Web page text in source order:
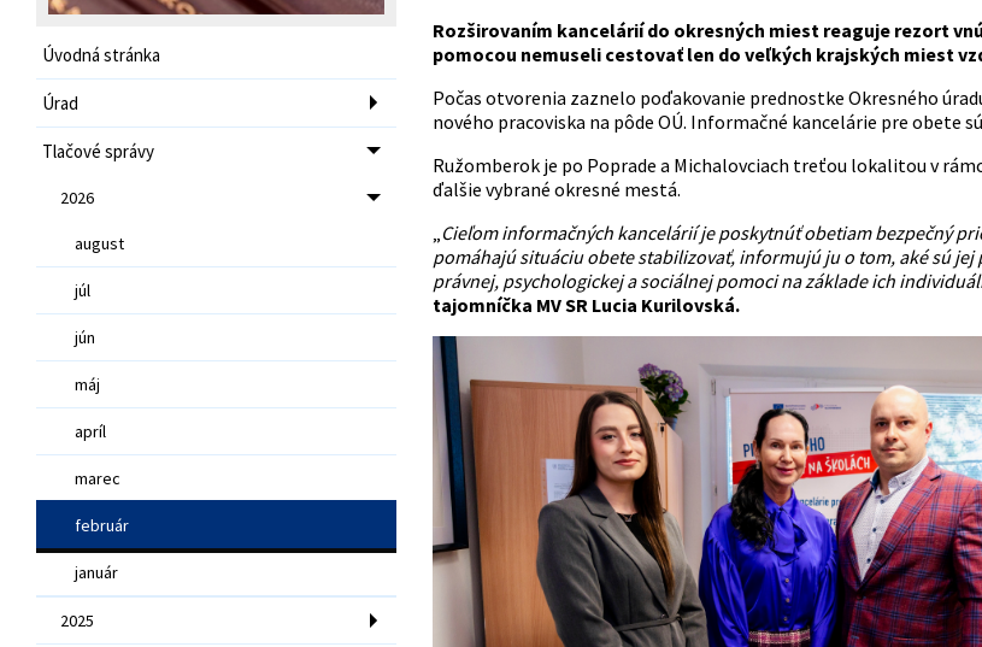
Úvodná stránka
Úrad
Tlačové správy
2026
august
júl
jún
máj
apríl
marec
február
január
2025
Rozširovaním kancelárií do okresných miest reaguje rezort
pomocou nemuseli cestovať len do veľkých krajských miest
Počas otvorenia zaznelo poďakovanie prednostke Okresného
nového pracoviska na pôde OÚ. Informačné kancelárie pre obete
Ružomberok je po Poprade a Michalovciach treťou lokalitou v
ďalšie vybrané okresné mestá.
„Cieľom informačných kancelárií je poskytnúť obetiam bezpečný
pomáhajú situáciu obete stabilizovať, informujú ju o tom, aké sú
právnej, psychologickej a sociálnej pomoci na základe ich
tajomníčka MV SR Lucia Kurilovská.